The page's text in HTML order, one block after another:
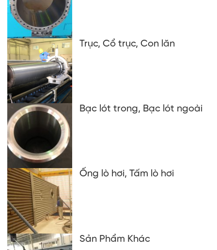
Trục, Cổ trục, Con lăn
Bạc lót trong, Bạc lót ngoài
Ống lò hơi, Tấm lò hơi
Sản Phẩm Khác